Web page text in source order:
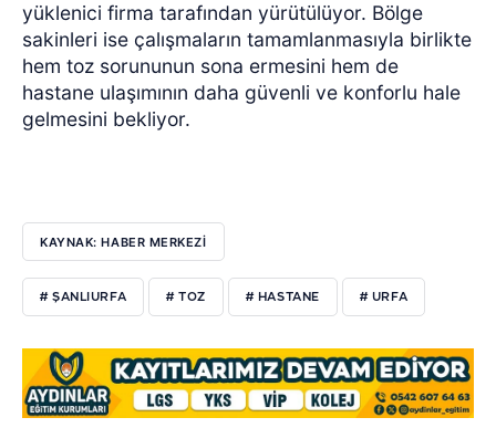
yüklenici firma tarafından yürütülüyor. Bölge
sakinleri ise çalışmaların tamamlanmasıyla birlikte
hem toz sorununun sona ermesini hem de
hastane ulaşımının daha güvenli ve konforlu hale
gelmesini bekliyor.
KAYNAK: HABER MERKEZİ
# ŞANLIURFA # TOZ # HASTANE # URFA